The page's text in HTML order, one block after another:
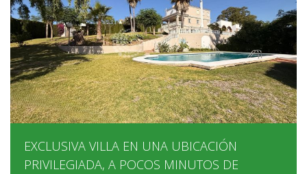
EXCLUSIVA VILLA EN UNA UBICACIÓN
PRIVILEGIADA, A POCOS MINUTOS DE